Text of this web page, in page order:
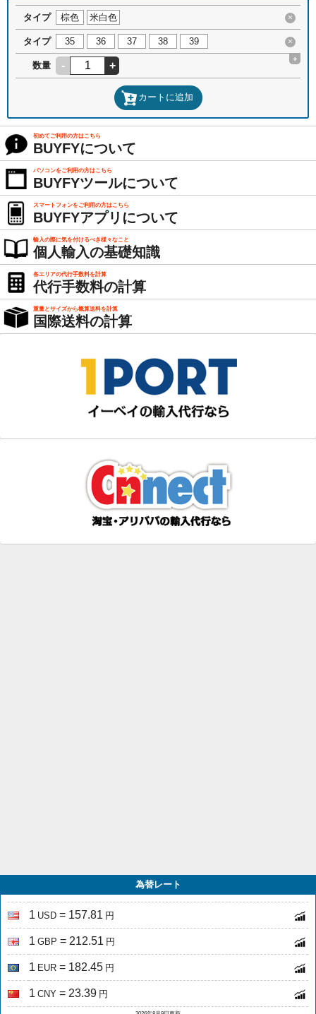
タイプ 棕色 米白色 ×
タイプ 35 36 37 38 39 ×
数量 - +
+
カートに追加
初めてご利用の方はこちら
BUYFYについて
パソコンをご利用の方はこちら
BUYFYツールについて
スマートフォンをご利用の方はこちら
BUYFYアプリについて
輸入の際に気を付けるべき様々なこと
個人輸入の基礎知識
各エリアの代行手数料を計算
代行手数料の計算
重量とサイズから概算送料を計算
国際送料の計算
為替レート
1 USD = 157.81 円
1 GBP = 212.51 円
1 EUR = 182.45 円
1 CNY = 23.39 円